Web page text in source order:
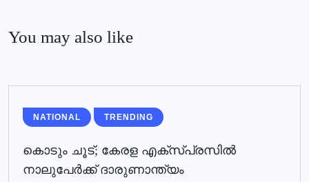
You may also like
NATIONAL TRENDING
കൊടും ചൂട്; കേരള എക്‌സ്പ്രസില്‍
നാലുപേര്‍ക്ക് ദാരുണാന്ത്യം